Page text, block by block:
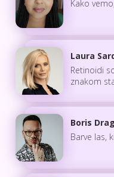
Kako
Laura
Retinoidi
znakom
Boris
Barve las,